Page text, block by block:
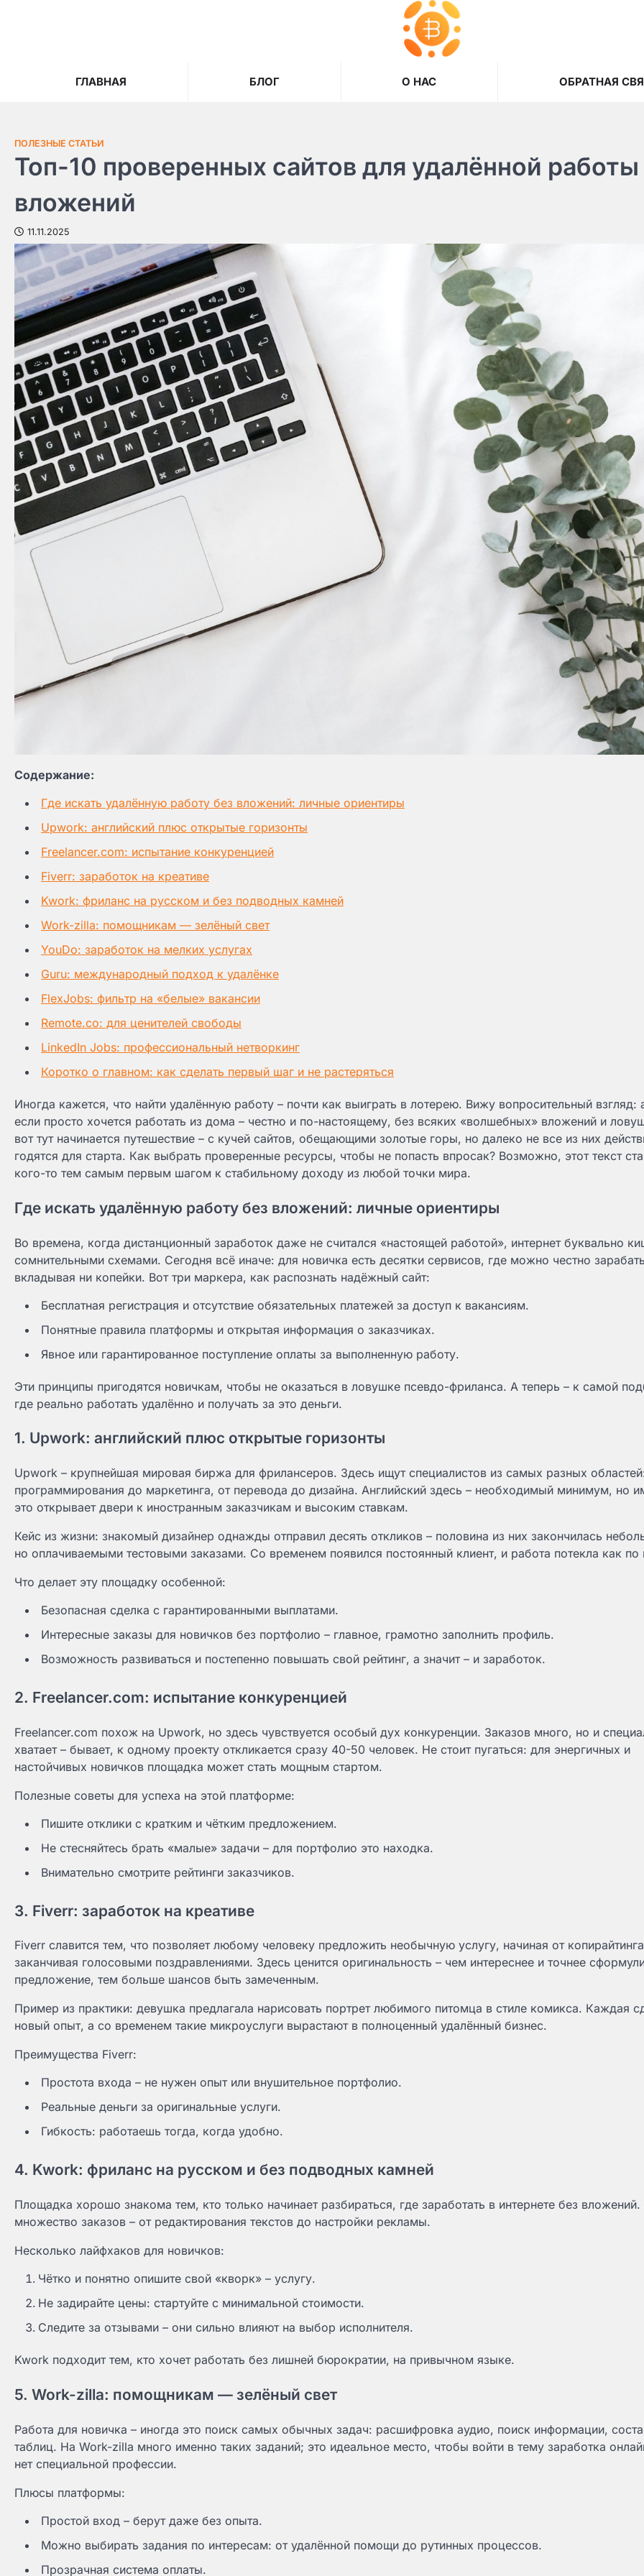
ГЛАВНАЯ БЛОГ О НАС ОБРАТНАЯ
ПОЛЕЗНЫЕ СТАТЬИ
Топ-10 проверенных сайтов для удалённой работы
вложений
11.11.2025
Содержание:
Где искать удалённую работу без вложений: личные ориентиры
Upwork: английский плюс открытые горизонты
Freelancer.com: испытание конкуренцией
Fiverr: заработок на креативе
Kwork: фриланс на русском и без подводных камней
Work-zilla: помощникам — зелёный свет
YouDo: заработок на мелких услугах
Guru: международный подход к удалёнке
FlexJobs: фильтр на «белые» вакансии
Remote.co: для ценителей свободы
LinkedIn Jobs: профессиональный нетворкинг
Коротко о главном: как сделать первый шаг и не растеряться
Иногда кажется, что найти удалённую работу – почти как выиграть в лотерею. Вижу вопросительный взгляд:
если просто хочется работать из дома – честно и по-настоящему, без всяких «волшебных» вложений и
вот тут начинается путешествие – с кучей сайтов, обещающими золотые горы, но далеко не все из них
годятся для старта. Как выбрать проверенные ресурсы, чтобы не попасть впросак? Возможно, этот текст
кого-то тем самым первым шагом к стабильному доходу из любой точки мира.
Где искать удалённую работу без вложений: личные ориентиры
Во времена, когда дистанционный заработок даже не считался «настоящей работой», интернет буквально
сомнительными схемами. Сегодня всё иначе: для новичка есть десятки сервисов, где можно честно
вкладывая ни копейки. Вот три маркера, как распознать надёжный сайт:
Бесплатная регистрация и отсутствие обязательных платежей за доступ к вакансиям.
Понятные правила платформы и открытая информация о заказчиках.
Явное или гарантированное поступление оплаты за выполненную работу.
Эти принципы пригодятся новичкам, чтобы не оказаться в ловушке псевдо-фриланса. А теперь – к самой
где реально работать удалённо и получать за это деньги.
1. Upwork: английский плюс открытые горизонты
Upwork – крупнейшая мировая биржа для фрилансеров. Здесь ищут специалистов из самых разных
программирования до маркетинга, от перевода до дизайна. Английский здесь – необходимый минимум, но
это открывает двери к иностранным заказчикам и высоким ставкам.
Кейс из жизни: знакомый дизайнер однажды отправил десять откликов – половина из них закончилась
но оплачиваемыми тестовыми заказами. Со временем появился постоянный клиент, и работа потекла как по
Что делает эту площадку особенной:
Безопасная сделка с гарантированными выплатами.
Интересные заказы для новичков без портфолио – главное, грамотно заполнить профиль.
Возможность развиваться и постепенно повышать свой рейтинг, а значит – и заработок.
2. Freelancer.com: испытание конкуренцией
Freelancer.com похож на Upwork, но здесь чувствуется особый дух конкуренции. Заказов много, но и
хватает – бывает, к одному проекту откликается сразу 40-50 человек. Не стоит пугаться: для энергичных и
настойчивых новичков площадка может стать мощным стартом.
Полезные советы для успеха на этой платформе:
Пишите отклики с кратким и чётким предложением.
Не стесняйтесь брать «малые» задачи – для портфолио это находка.
Внимательно смотрите рейтинги заказчиков.
3. Fiverr: заработок на креативе
Fiverr славится тем, что позволяет любому человеку предложить необычную услугу, начиная от
заканчивая голосовыми поздравлениями. Здесь ценится оригинальность – чем интереснее и точнее
предложение, тем больше шансов быть замеченным.
Пример из практики: девушка предлагала нарисовать портрет любимого питомца в стиле комикса. Каждая
новый опыт, а со временем такие микроуслуги вырастают в полноценный удалённый бизнес.
Преимущества Fiverr:
Простота входа – не нужен опыт или внушительное портфолио.
Реальные деньги за оригинальные услуги.
Гибкость: работаешь тогда, когда удобно.
4. Kwork: фриланс на русском и без подводных камней
Площадка хорошо знакома тем, кто только начинает разбираться, где заработать в интернете без вложений.
множество заказов – от редактирования текстов до настройки рекламы.
Несколько лайфхаков для новичков:
Чётко и понятно опишите свой «кворк» – услугу.
Не задирайте цены: стартуйте с минимальной стоимости.
Следите за отзывами – они сильно влияют на выбор исполнителя.
Kwork подходит тем, кто хочет работать без лишней бюрократии, на привычном языке.
5. Work-zilla: помощникам — зелёный свет
Работа для новичка – иногда это поиск самых обычных задач: расшифровка аудио, поиск информации,
таблиц. На Work-zilla много именно таких заданий; это идеальное место, чтобы войти в тему заработка
нет специальной профессии.
Плюсы платформы:
Простой вход – берут даже без опыта.
Можно выбирать задания по интересам: от удалённой помощи до рутинных процессов.
Прозрачная система оплаты.